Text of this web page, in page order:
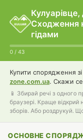
Сходження
гідами
0 / 43
Купити спорядження
zone.com.ua. Скажи
📱 Збирай речі з одного
браузері. Краще відкрий
зборів. Або роздрукуй.
ОСНОВНЕ